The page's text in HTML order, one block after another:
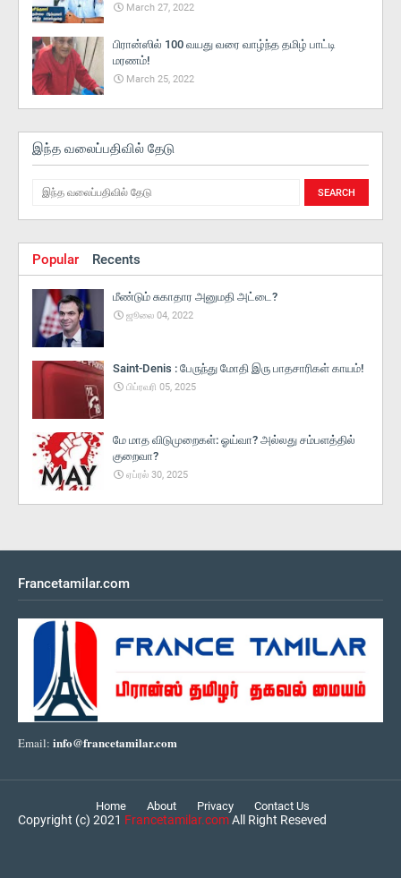
March 27, 2022
பிரான்ஸில் 100 வயது வரை வாழ்ந்த தமிழ் பாட்டி
மரணம்!
March 25, 2022
இந்த வலைப்பதிவில் தேடு
Popular Recents
மீண்டும் சுகாதார அனுமதி அட்டை?
ஜூலை 04, 2022
Saint-Denis : பேருந்து மோதி இரு பாதசாரிகள் காயம்!
பிப்ரவரி 05, 2025
மே மாத விடுமுறைகள்: ஓய்வா? அல்லது சம்பளத்தில்
குறைவா?
ஏப்ரல் 30, 2025
Francetamilar.com
Email: info@francetamilar.com
Home About Privacy Contact Us
Copyright (c) 2021 Francetamilar.comAll Right Reseved